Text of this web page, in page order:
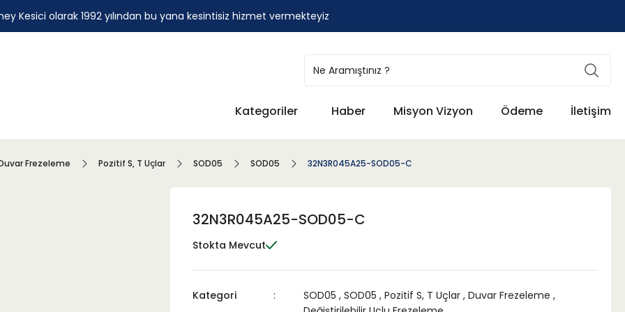
Kesici olarak 1992 yılından bu yana kesintisiz hizmet vermekteyiz
Kategoriler Haber Misyon Vizyon Ödeme İletişim
Frezeleme Pozitif S, T Uçlar SOD05 SOD05 32N3R045A25-SOD05-C
32N3R045A25-SOD05-C
Stokta Mevcut
Kategori SOD05 , SOD05 , Pozitif S, T Uçlar , Duvar Frezeleme ,